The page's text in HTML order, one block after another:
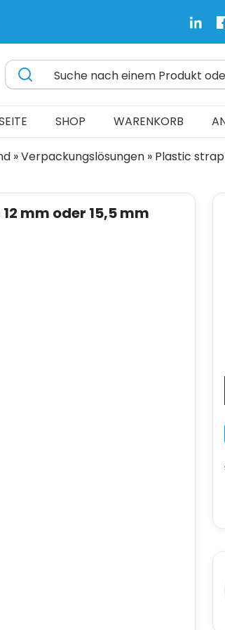
Fast and Free
Suche nach einem Produkt
SHOP WARENKORB
»Verpackungslösungen » Plastic
mm oder 15,5 mm